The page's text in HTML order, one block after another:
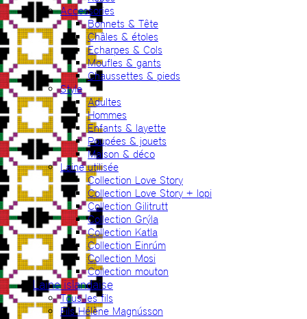
Accessories
Bonnets & Tête
Châles & étoles
Echarpes & Cols
Moufles & gants
Chaussettes & pieds
Style
Adultes
Hommes
Enfants & layette
Poupées & jouets
Maison & déco
Laine utilisée
Collection Love Story
Collection Love Story + lopi
Collection Gilitrutt
Collection Grýla
Collection Katla
Collection Einrúm
Collection Mosi
Collection mouton
Laine islandaise
Tous les fils
Fils Hélène Magnússon